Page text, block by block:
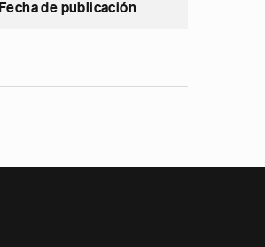
Fecha de publicación